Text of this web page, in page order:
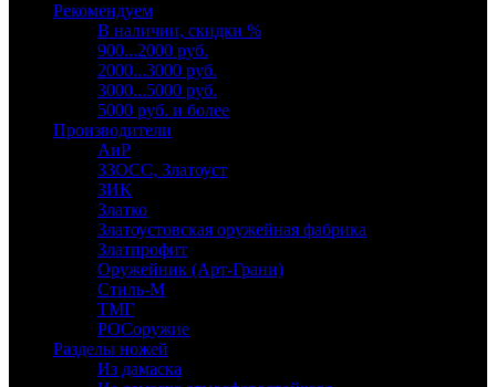
Рекомендуем
В наличии, скидки %
900...2000 руб.
2000...3000 руб.
3000...5000 руб.
5000 руб. и более
Производители
АиР
ЗЗОСС, Златоуст
ЗИК
Златко
Златоустовская оружейная фабрика
Златпрофит
Оружейник (Арт-Грани)
Стиль-М
ТМГ
РОСоружие
Разделы ножей
Из дамаска